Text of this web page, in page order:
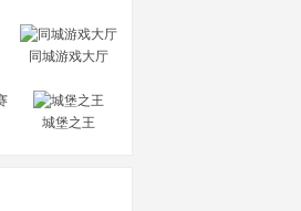
同城游戏大厅
城堡之王